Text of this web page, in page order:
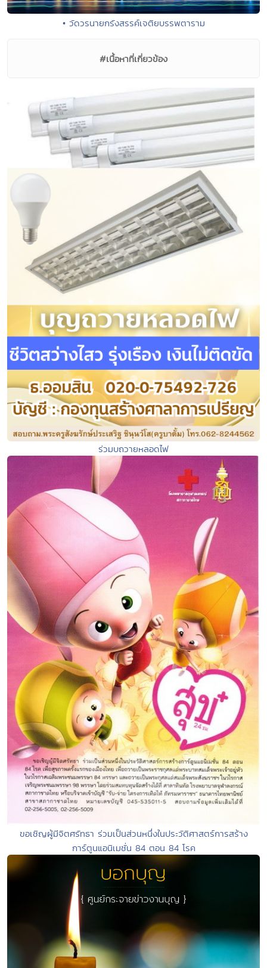
• วัดวรนายกรังสรรค์เจติยบรรพตาราม
#เนื้อหาที่เกี่ยวข้อง
ร่วมบถวายหลอดไฟ
ขอเชิญผู้มีจิตศรัทธา ร่วมเป็นส่วนหนึ่งในประวัติศาสตร์การสร้าง
การ์ตูนแอนิเมชั่น 84 ตอน 84 โรค